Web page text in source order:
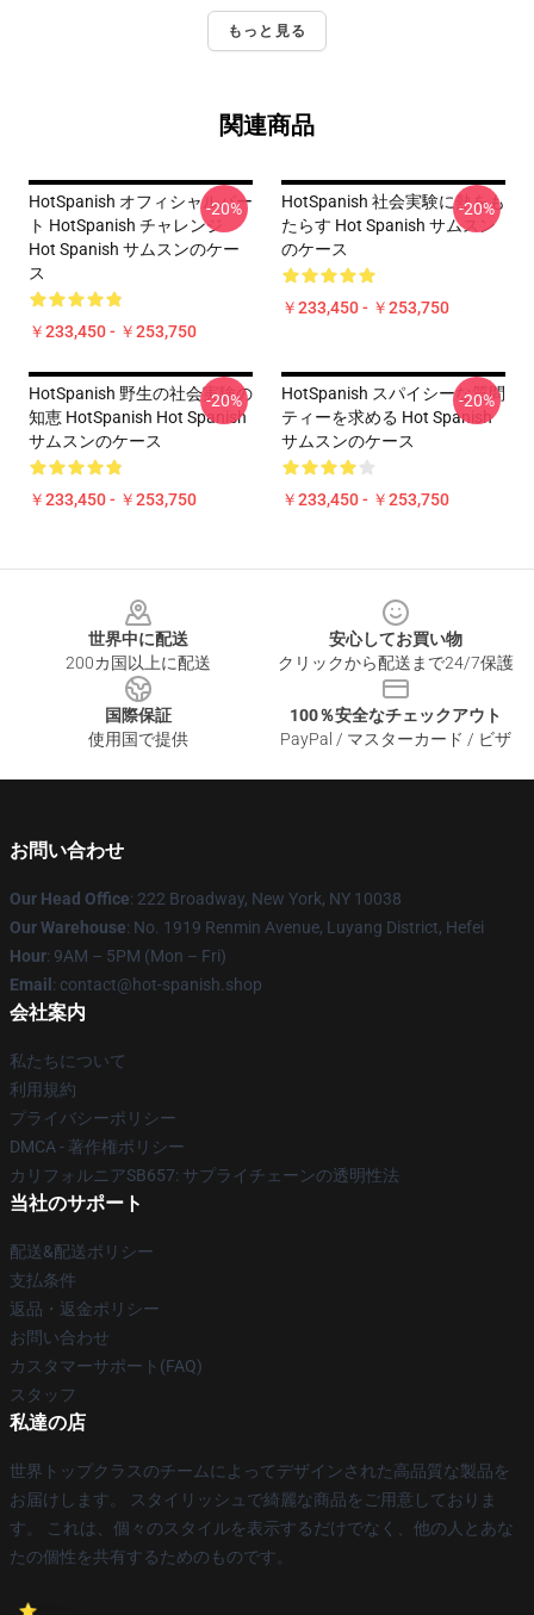
もっと見る
関連商品
HotSpanish オフィシャルパー
ト HotSpanish チャレンジ
Hot Spanish サムスンのケー
ス
￥233,450 - ￥253,750
-20%
HotSpanish 社会実験に熱をも
たらす Hot Spanish サムスン
のケース
￥233,450 - ￥253,750
-20%
HotSpanish 野生の社会実験の
知恵 HotSpanish Hot Spanish
サムスンのケース
￥233,450 - ￥253,750
-20%
HotSpanish スパイシーな質問
ティーを求める Hot Spanish
サムスンのケース
￥233,450 - ￥253,750
-20%
世界中に配送
200カ国以上に配送
安心してお買い物
クリックから配送まで24/7保護
国際保証
使用国で提供
100％安全なチェックアウト
PayPal / マスターカード / ビザ
お問い合わせ
Our Head Office: 222 Broadway, New York, NY 10038
Our Warehouse: No. 1919 Renmin Avenue, Luyang District, Hefei
Hour: 9AM – 5PM (Mon – Fri)
Email : contact@hot-spanish.shop
会社案内
私たちについて
利用規約
プライバシーポリシー
DMCA - 著作権ポリシー
カリフォルニアSB657: サプライチェーンの透明性法
当社のサポート
配送&配送ポリシー
支払条件
返品・返金ポリシー
お問い合わせ
カスタマーサポート(FAQ)
スタッフ
私達の店
世界トップクラスのチームによってデザインされた高品質な製品を
お届けします。 スタイリッシュで綺麗な商品をご用意しておりま
す。 これは、個々のスタイルを表示するだけでなく、他の人とあな
たの個性を共有するためのものです。